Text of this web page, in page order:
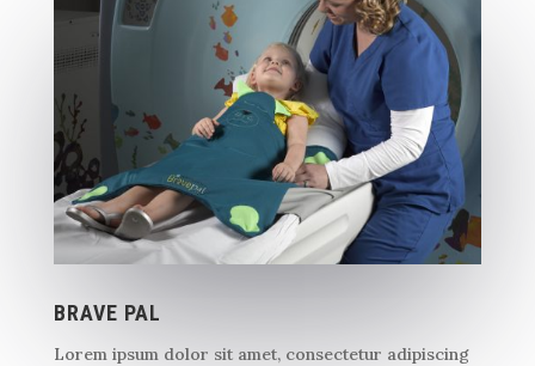
BRAVE PAL
Lorem ipsum dolor sit amet, consectetur adipiscing